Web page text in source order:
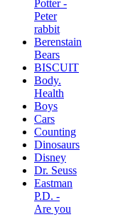
Potter -
Peter
rabbit
Berenstain
Bears
BISCUIT
Body.
Health
Boys
Cars
Counting
Dinosaurs
Disney
Dr. Seuss
Eastman
P.D. -
Are you